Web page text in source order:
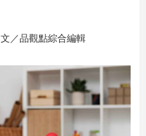
文／品觀點綜合編輯